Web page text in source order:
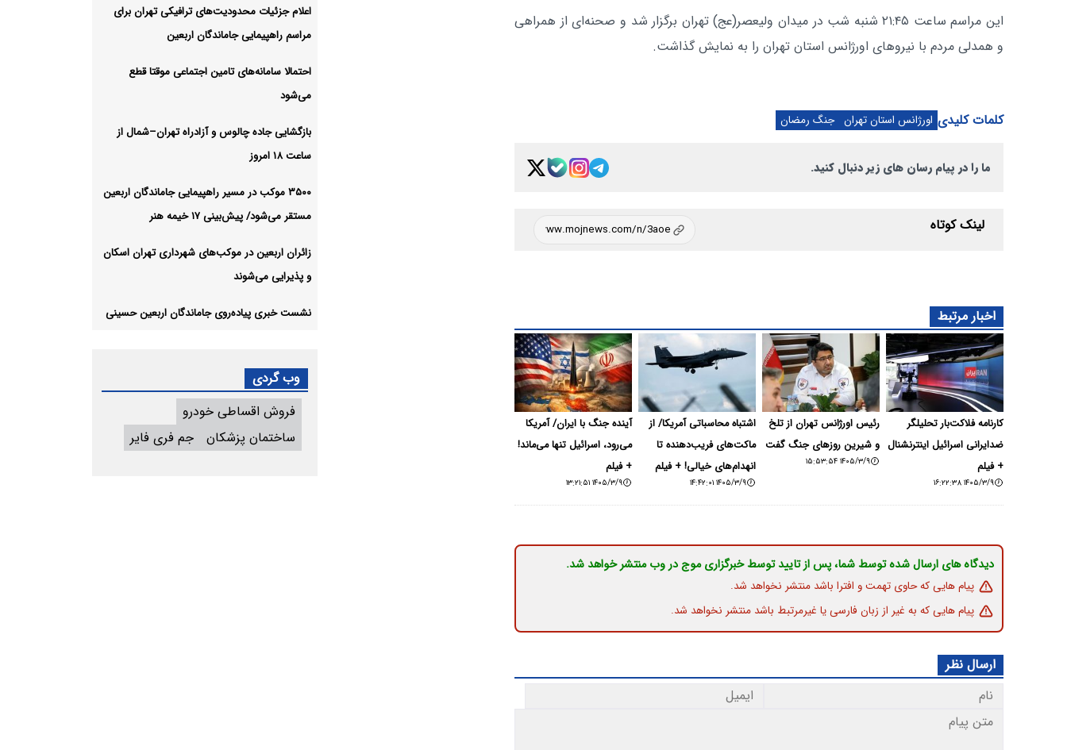
این مراسم ساعت ۲۱:۴۵ شنبه شب در میدان ولیعصر(عج) تهران برگزار شد و صحنه‌ای از همراهی
و همدلی مردم با نیروهای اورژانس استان تهران را به نمایش گذاشت.
کلمات کلیدی اورژانس استان تهران جنگ رمضان
ما را در پیام رسان های زیر دنبال کنید.
لینک کوتاه
اخبار مرتبط
کارنامه فلاکت‌بار تحلیلگر
ضدایرانی اسرائیل اینترنشنال
+ فیلم
۱۴۰۵/۳/۹ ۱۶:۲۲:۳۸
رئیس اورژانس تهران از تلخ‌
و شیرین‌ روزهای جنگ گفت
۱۴۰۵/۳/۹ ۱۵:۵۳:۵۴
اشتباه محاسباتی آمریکا/ از
ماکت‌های فریب‌دهنده تا
انهدام‌های خیالی! + فیلم
۱۴۰۵/۳/۹ ۱۴:۴۲:۰۱
آینده جنگ با ایران/ آمریکا
می‌رود، اسرائیل تنها می‌ماند!
+ فیلم
۱۴۰۵/۳/۹ ۱۳:۲۱:۵۱
دیدگاه های ارسال شده توسط شما، پس از تایید توسط خبرگزاری موج در وب منتشر خواهد شد.
پیام هایی که حاوی تهمت و افترا باشد منتشر نخواهد شد.
پیام هایی که به غیر از زبان فارسی یا غیرمرتبط باشد منتشر نخواهد شد.
ارسال نظر
اعلام جزئیات محدودیت‌های ترافیکی تهران برای
مراسم راهپیمایی جاماندگان اربعین
احتمالا سامانه‌های تامین اجتماعی موقتا قطع
می‌شود
بازگشایی جاده چالوس و آزادراه تهران–شمال از
ساعت ۱۸ امروز
۳۵۰۰ موکب در مسیر راهپیمایی جاماندگان اربعین
مستقر می‌شود/ پیش‌بینی ۱۷ خیمه هنر
زائران اربعین در موکب‌های شهرداری تهران اسکان
و پذیرایی می‌شوند
نشست خبری پیاده‌روی جاماندگان اربعین حسینی
وب گردی
فروش اقساطی خودرو
ساختمان پزشکان
جم فری فایر